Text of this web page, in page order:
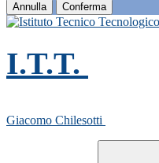
Annulla Conferma
I.T.T.
Giacomo Chilesotti